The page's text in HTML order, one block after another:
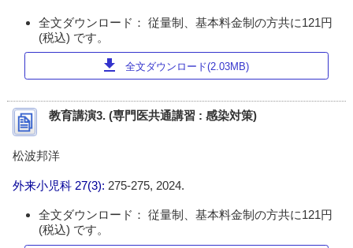
全文ダウンロード： 従量制、基本料金制の方共に121円
(税込) です。
download 全文ダウンロード(2.03MB)
教育講演3. (専門医共通講習 : 感染対策)
松波邦洋
外来小児科 27(3): 275-275, 2024.
全文ダウンロード： 従量制、基本料金制の方共に121円
(税込) です。